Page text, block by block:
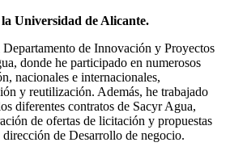
Universidad de Alicante.
de Innovación y Proyectos
donde he participado en numerosos
nacionales e internacionales,
y reutilización. Además, he trabajado
diferentes contratos de Sacyr Agua,
de ofertas de licitación y propuestas
de Desarrollo de negocio.